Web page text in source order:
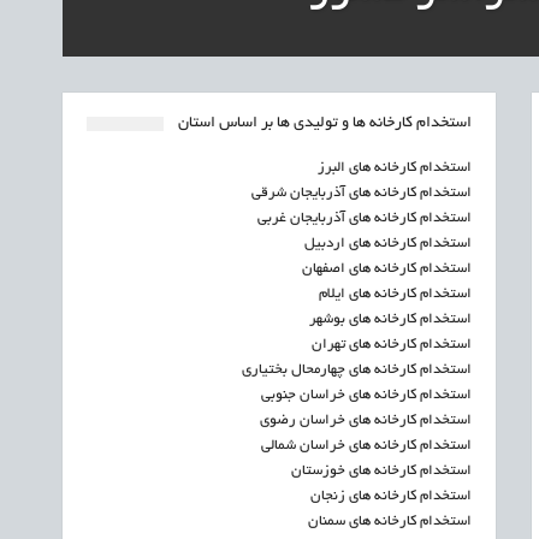
استخدام کارخانه ها و تولیدی ها بر اساس استان
استخدام کارخانه های البرز
استخدام کارخانه های آذربایجان شرقی
استخدام کارخانه های آذربایجان غربی
استخدام کارخانه های اردبیل
استخدام کارخانه های اصفهان
استخدام کارخانه های ایلام
استخدام کارخانه های بوشهر
استخدام کارخانه های تهران
استخدام کارخانه های چهارمحال بختیاری
استخدام کارخانه های خراسان جنوبی
استخدام کارخانه های خراسان رضوی
استخدام کارخانه های خراسان شمالی
استخدام کارخانه های خوزستان
استخدام کارخانه های زنجان
استخدام کارخانه های سمنان